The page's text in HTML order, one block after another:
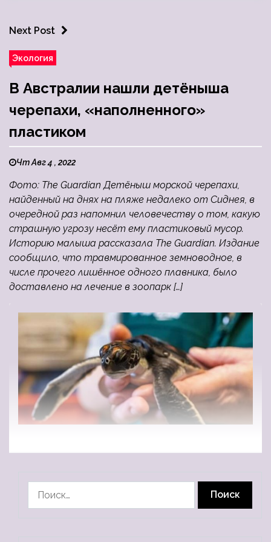
Next Post
Экология
В Австралии нашли детёныша
черепахи, «наполненного»
пластиком
Чт Авг 4 , 2022
Фото: The Guardian Детёныш морской черепахи,
найденный на днях на пляже недалеко от Сиднея, в
очередной раз напомнил человечеству о том, какую
страшную угрозу несёт ему пластиковый мусор.
Историю малыша рассказала The Guardian. Издание
сообщило, что травмированное земноводное, в
числе прочего лишённое одного плавника, было
доставлено на лечение в зоопарк […]